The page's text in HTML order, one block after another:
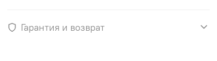
Гарантия и возврат